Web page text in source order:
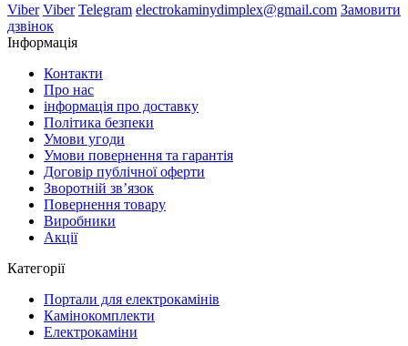
Viber Viber Telegram electrokaminydimplex@gmail.com Замовити
дзвінок
Інформація
Контакти
Про нас
інформація про доставку
Політика безпеки
Умови угоди
Умови повернення та гарантія
Договір публічної оферти
Зворотній зв’язок
Повернення товару
Виробники
Акції
Категорії
Портали для електрокамінів
Камінокомплекти
Електрокаміни